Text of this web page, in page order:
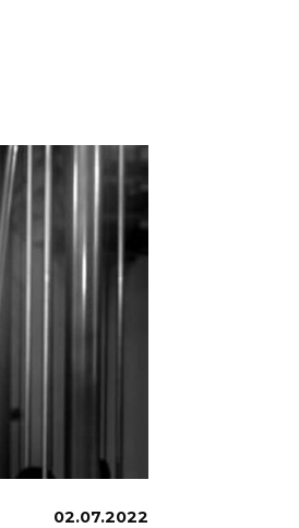
02.07.2022